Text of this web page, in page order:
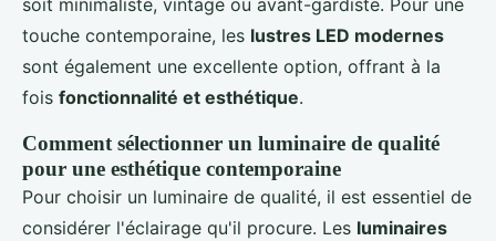
soit minimaliste, vintage ou avant-gardiste. Pour une
touche contemporaine, les lustres LED modernes
sont également une excellente option, offrant à la
fois fonctionnalité et esthétique.
Comment sélectionner un luminaire de qualité
pour une esthétique contemporaine
Pour choisir un luminaire de qualité, il est essentiel de
considérer l'éclairage qu'il procure. Les luminaires